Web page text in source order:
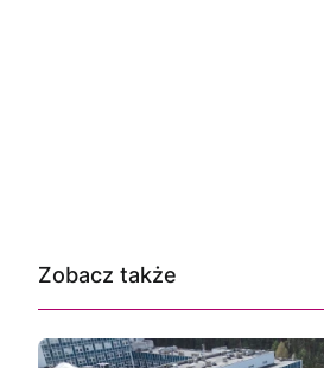
Zobacz także